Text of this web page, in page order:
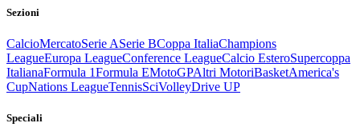
Sezioni
CalcioMercatoSerie ASerie BCoppa ItaliaChampions
LeagueEuropa LeagueConference LeagueCalcio EsteroSupercoppa
ItalianaFormula 1Formula EMotoGPAltri MotoriBasketAmerica's
CupNations LeagueTennisSciVolleyDrive UP
Speciali